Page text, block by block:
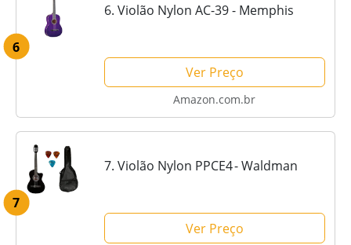
6
6. Violão Nylon AC-39 - Memphis
Ver Preço
Amazon.com.br
7
7. Violão Nylon PPCE4 - Waldman
Ver Preço